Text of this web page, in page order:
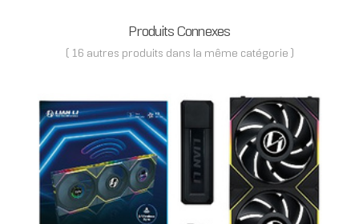
Produits Connexes
( 16 autres produits dans la même catégorie )